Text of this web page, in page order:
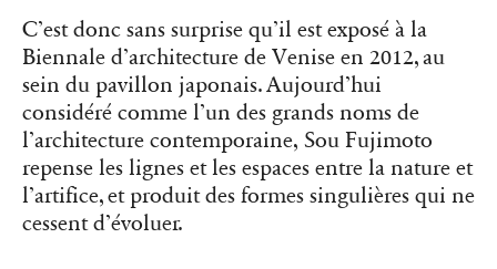
C’est donc sans surprise qu’il est exposé à la
Biennale d’architecture de Venise en 2012, au
sein du pavillon japonais. Aujourd’hui
considéré comme l’un des grands noms de
l’architecture contemporaine, Sou Fujimoto
repense les lignes et les espaces entre la nature et
l’artifice, et produit des formes singulières qui ne
cessent d’évoluer.